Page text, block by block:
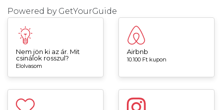
Powered by GetYourGuide
Nem jön ki az ár. Mit
csinálok rosszul?
Elolvasom
Airbnb
10.100 Ft kupon